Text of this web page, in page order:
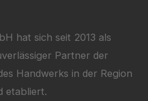
hat sich seit 2013 als
Partner der
Handwerks in der Region
etabliert.